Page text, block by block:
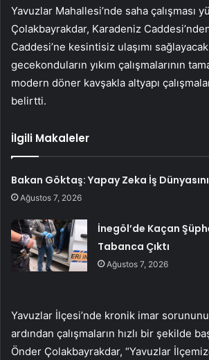
Yavuzlar Mahallesi’nde saha çalışması
Çolakbayrakdar, Karadeniz
Caddesi’ne kesintisiz ulaşımı
gecekonduların yıkım çalışmalarının
modern döner kavşakla altyapı
belirtti.
İlgili Makaleler
Bakan Göktaş: Yapay Zeka İş
Ağustos 7, 2026
İnegöl’de Kaçan
Tabanca Çıktı
Ağustos 7, 2026
Yavuzlar İlçesi’nde kronik imar
ardından çalışmaların hızlı bir şekilde
Önder Çolakbayrakdar, “Yavuzlar